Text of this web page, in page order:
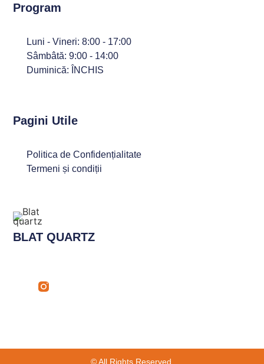
BLAT QUARTZ
Pagini Utile
Politica de Confidențialitate
Termeni și condiții
Program
Luni - Vineri: 8:00 - 17:00
Sâmbâtă: 9:00 - 14:00
Duminică: ÎNCHIS
© All Rights Reserved.